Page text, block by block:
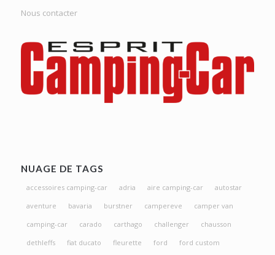
Nous contacter
NUAGE DE TAGS
accessoires camping-car adria aire camping-car
autostar
aventure
bavaria burstner campereve
camper van
camping-car
carado carthago challenger
chausson
dethleffs
fiat ducato fleurette ford
ford custom